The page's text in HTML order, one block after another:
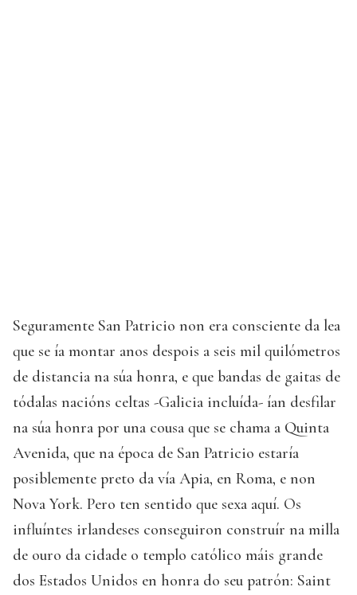
Seguramente San Patricio non era consciente da lea
que se ía montar anos despois a seis mil quilómetros
de distancia na súa honra, e que bandas de gaitas de
tódalas nacións celtas -Galicia incluída- ían desfilar
na súa honra por una cousa que se chama a Quinta
Avenida, que na época de San Patricio estaría
posiblemente preto da vía Apia, en Roma, e non
Nova York. Pero ten sentido que sexa aquí. Os
influíntes irlandeses conseguiron construír na milla
de ouro da cidade o templo católico máis grande
dos Estados Unidos en honra do seu patrón: Saint